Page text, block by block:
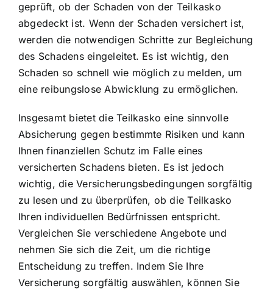
geprüft, ob der Schaden von der Teilkasko
abgedeckt ist. Wenn der Schaden versichert ist,
werden die notwendigen Schritte zur Begleichung
des Schadens eingeleitet. Es ist wichtig, den
Schaden so schnell wie möglich zu melden, um
eine reibungslose Abwicklung zu ermöglichen.
Insgesamt bietet die Teilkasko eine sinnvolle
Absicherung gegen bestimmte Risiken und kann
Ihnenfinanziellen Schutz im Falle eines
versicherten Schadens bieten. Es ist jedoch
wichtig, die Versicherungsbedingungen sorgfältig
zu lesen und zu überprüfen, ob die Teilkasko
Ihren individuellen Bedürfnissen entspricht.
Vergleichen Sie verschiedene Angebote und
nehmen Sie sich die Zeit, um die richtige
Entscheidung zu treffen. Indem Sie Ihre
Versicherung sorgfältig auswählen, können Sie